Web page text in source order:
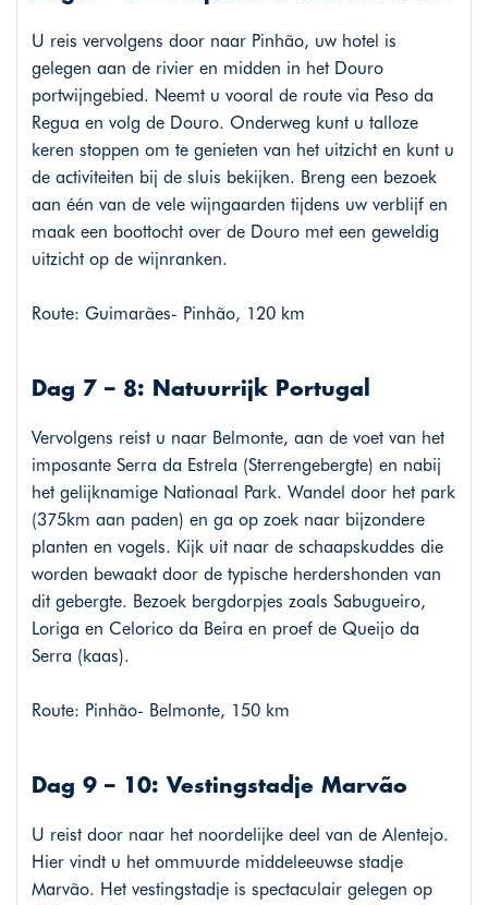
U reis vervolgens door naar Pinhão, uw hotel is
gelegen aan de rivier en midden in het Douro
portwijngebied. Neemt u vooral de route via Peso da
Regua en volg de Douro. Onderweg kunt u talloze
keren stoppen om te genieten van het uitzicht en kunt u
de activiteiten bij de sluis bekijken. Breng een bezoek
aan één van de vele wijngaarden tijdens uw verblijf en
maak een boottocht over de Douro met een geweldig
uitzicht op de wijnranken.
Route: Guimarães- Pinhão, 120 km
Dag 7 – 8: Natuurrijk Portugal
Vervolgens reist u naar Belmonte, aan de voet van het
imposante Serra da Estrela (Sterrengebergte) en nabij
het gelijknamige Nationaal Park. Wandel door het park
(375km aan paden) en ga op zoek naar bijzondere
planten en vogels. Kijk uit naar de schaapskuddes die
worden bewaakt door de typische herdershonden van
dit gebergte. Bezoek bergdorpjes zoals Sabugueiro,
Loriga en Celorico da Beira en proef de Queijo da
Serra (kaas).
Route: Pinhão- Belmonte, 150 km
Dag 9 – 10: Vestingstadje Marvão
U reist door naar het noordelijke deel van de Alentejo.
Hier vindt u het ommuurde middeleeuwse stadje
Marvão. Het vestingstadje is spectaculair gelegen op